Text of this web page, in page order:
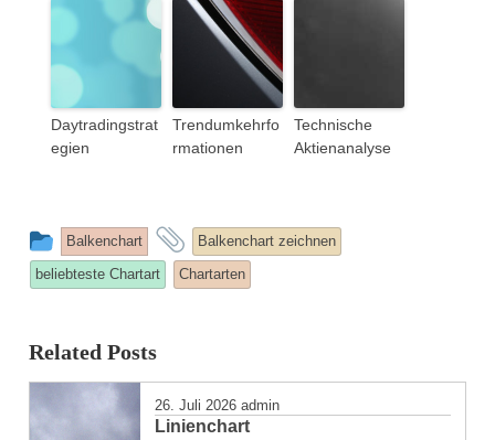
Daytradingstrat
egien
Trendumkehrfo
rmationen
Technische
Aktienanalyse
This
entry
was
in
Balkenchart
and
tagged
Balkenchart zeichnen
beliebteste Chartart
Chartarten
Related Posts
26. Juli 2026 admin
Linienchart